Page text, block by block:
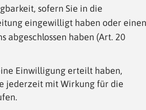
sofern Sie in die
eingewilligt haben oder
abgeschlossen haben (Art. 20
Einwilligung erteilt haben,
jederzeit mit Wirkung für die